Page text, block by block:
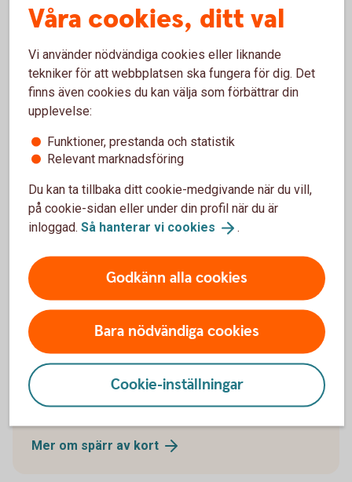
reklamationen(entercard.se)
Skriv ut blanketten och signera
Skicka inskannad blankett till
business.fraud@entercard.com
Alternativt skicka via post till:
Entercard står för porto då "Svarpost" anges i adressfältet.
Ring och spärra ditt kort på 08-411 10 11
Spärra ditt kort från utlandet
Ring och spärra ditt kort från utlandet på +46
8-411 10 11
Mer om spärr av kort
Våra cookies, ditt val
Vi använder nödvändiga cookies eller liknande
tekniker för att webbplatsen ska fungera för dig. Det
finns även cookies du kan välja som förbättrar din
upplevelse:
Funktioner, prestanda och statistik
Relevant marknadsföring
Du kan ta tillbaka ditt cookie-medgivande när du vill,
på cookie-sidan eller under din profil när du är
inloggad. Så hanterar vi cookies .
Godkänn alla cookies
Bara nödvändiga cookies
Cookie-inställningar